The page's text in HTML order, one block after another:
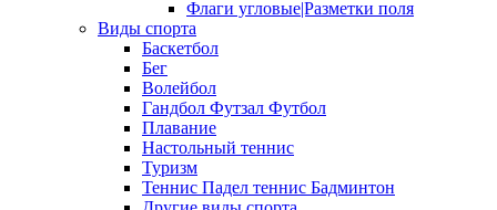
Флаги угловые|Разметки поля
Виды спорта
Баскетбол
Бег
Волейбол
Гандбол Футзал Футбол
Плавание
Настольный теннис
Туризм
Теннис Падел теннис Бадминтон